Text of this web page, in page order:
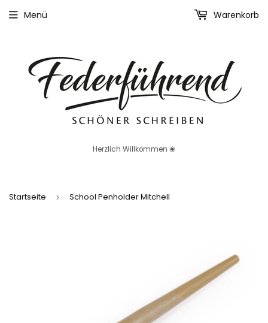
Herzlich Willkommen ❀
Menü Warenkorb
Startseite › School Penholder Mitchell